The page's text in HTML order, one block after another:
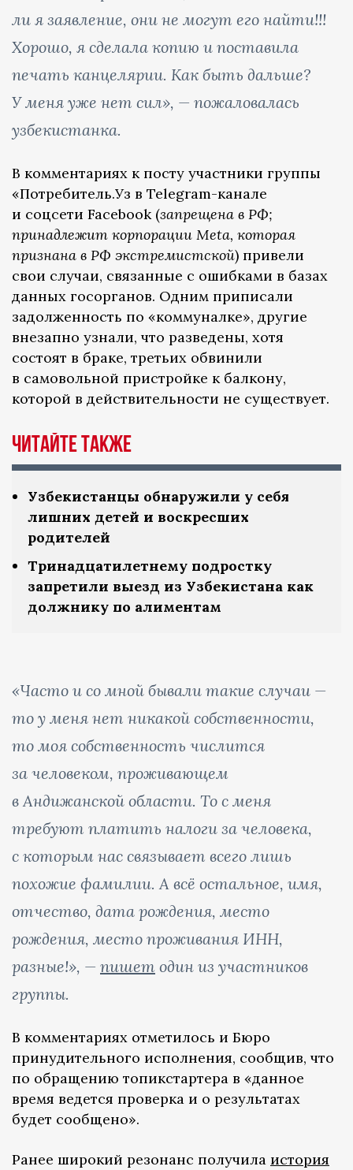
ли я заявление, они не могут его найти!!!
Хорошо, я сделала копию и поставила
печать канцелярии. Как быть дальше?
У меня уже нет сил», — пожаловалась
узбекистанка.
В комментариях к посту участники группы
«Потребитель.Уз в Telegram-канале
и соцсети Facebook (запрещена в РФ;
принадлежит корпорации Meta, которая
признана в РФ экстремистской) привели
свои случаи, связанные с ошибками в базах
данных госорганов. Одним приписали
задолженность по «коммуналке», другие
внезапно узнали, что разведены, хотя
состоят в браке, третьих обвинили
в самовольной пристройке к балкону,
которой в действительности не существует.
Читайте также
Узбекистанцы обнаружили у себя
лишних детей и воскресших
родителей
Тринадцатилетнему подростку
запретили выезд из Узбекистана как
должнику по алиментам
«Часто и со мной бывали такие случаи —
то у меня нет никакой собственности,
то моя собственность числится
за человеком, проживающем
в Андижанской области. То с меня
требуют платить налоги за человека,
с которым нас связывает всего лишь
похожие фамилии. А всё остальное, имя,
отчество, дата рождения, место
рождения, место проживания ИНН,
разные!», — пишет один из участников
группы.
В комментариях отметилось и Бюро
принудительного исполнения, сообщив, что
по обращению топикстартера в «данное
время ведется проверка и о результатах
будет сообщено».
Ранее широкий резонанс получила история